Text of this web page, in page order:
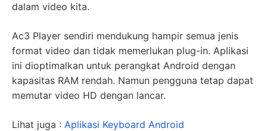
dalam video kita.
Ac3 Player sendiri mendukung hampir semua jenis
format video dan tidak memerlukan plug-in. Aplikasi
ini dioptimalkan untuk perangkat Android dengan
kapasitas RAM rendah. Namun pengguna tetap dapat
memutar video HD dengan lancar.
Lihat juga : Aplikasi Keyboard Android